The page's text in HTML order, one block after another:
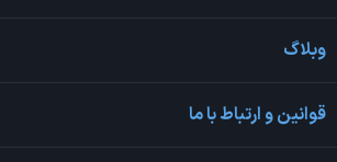
وبلاگ
قوانین و ارتباط با ما